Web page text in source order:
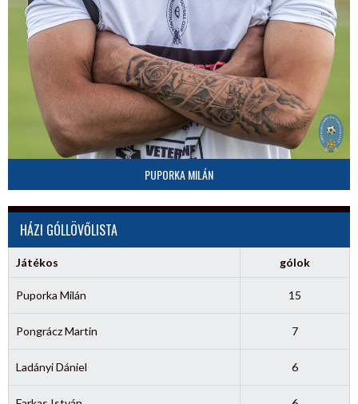
PUPORKA MILÁN
HÁZI GÓLLÖVŐLISTA
Játékos gólok
Puporka Milán 15
Pongrácz Martin 7
Ladányi Dániel 6